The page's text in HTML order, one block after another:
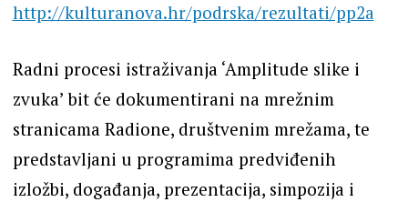
http://kulturanova.hr/podrska/rezultati/pp2a
Radni procesi istraživanja ‘Amplitude slike i
zvuka’ bit će dokumentirani na mrežnim
stranicama Radione, društvenim mrežama, te
predstavljani u programima predviđenih
izložbi, događanja, prezentacija, simpozija i